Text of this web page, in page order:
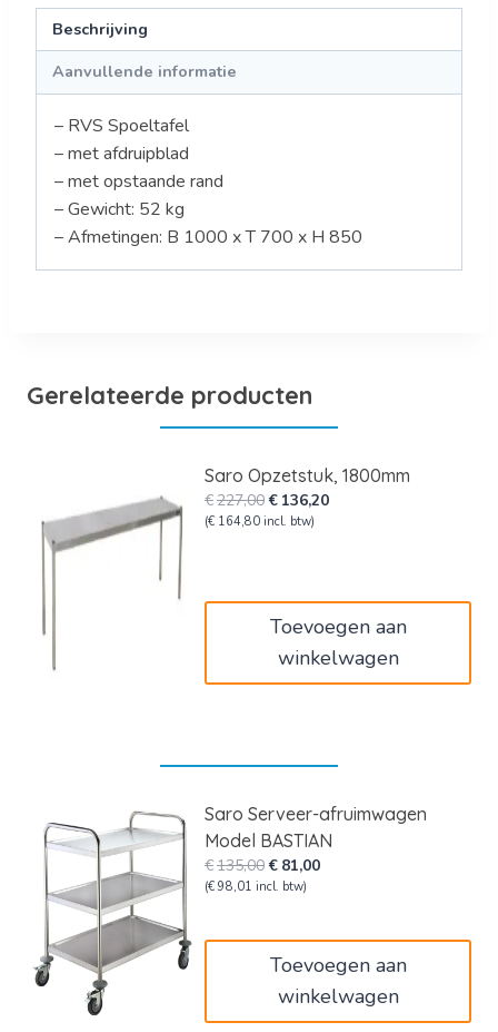
Beschrijving
Aanvullende informatie
– RVS Spoeltafel
– met afdruipblad
– met opstaande rand
– Gewicht: 52 kg
– Afmetingen: B 1000 x T 700 x H 850
Gerelateerde producten
Saro Opzetstuk, 1800mm
€227,00Oorspronkelijke
prijs
€ 136,20Huidige
(€ 164,80 incl. btw)
Toevoegen aan
winkelwagen
Saro Serveer-afruimwagen
Model BASTIAN
€135,00Oorspronkelijke
prijs
€ 81,00Huidige
(€ 98,01 incl. btw)
Toevoegen aan
winkelwagen